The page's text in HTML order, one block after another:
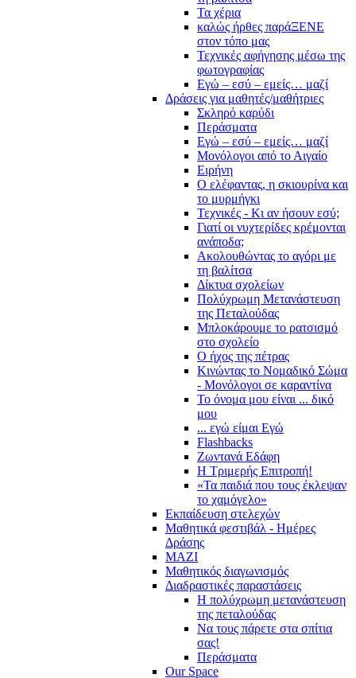
Τα χέρια
καλώς ήρθες παράΞΕΝΕ
στον τόπο μας
Τεχνικές αφήγησης μέσω της
φωτογραφίας
Εγώ – εσύ – εμείς… μαζί
Δράσεις για μαθητές/μαθήτριες
Σκληρό καρύδι
Περάσματα
Εγώ – εσύ – εμείς… μαζί
Μονόλογοι από το Αιγαίο
Ειρήνη
Ο ελέφαντας, η σκιουρίνα και
το μυρμήγκι
Τεχνικές - Κι αν ήσουν εσύ;
Γιατί οι νυχτερίδες κρέμονται
ανάποδα;
Ακολουθώντας το αγόρι με
τη βαλίτσα
Δίκτυα σχολείων
Πολύχρωμη Μετανάστευση
της Πεταλούδας
Μπλοκάρουμε το ρατσισμό
στο σχολείο
Ο ήχος της πέτρας
Κινώντας το Νομαδικό Σώμα
- Μονόλογοι σε καραντίνα
Το όνομα μου είναι ... δικό
μου
... εγώ είμαι Εγώ
Flashbacks
Ζωντανά Εδάφη
Η Τριμερής Επιτροπή!
«Τα παιδιά που τους έκλεψαν
το χαμόγελο»
Εκπαίδευση στελεχών
Μαθητικά φεστιβάλ - Ημέρες
Δράσης
ΜΑΖΙ
Μαθητικός διαγωνισμός
Διαδραστικές παραστάσεις
Η πολύχρωμη μετανάστευση
της πεταλούδας
Να τους πάρετε στα σπίτια
σας!
Περάσματα
Our Space